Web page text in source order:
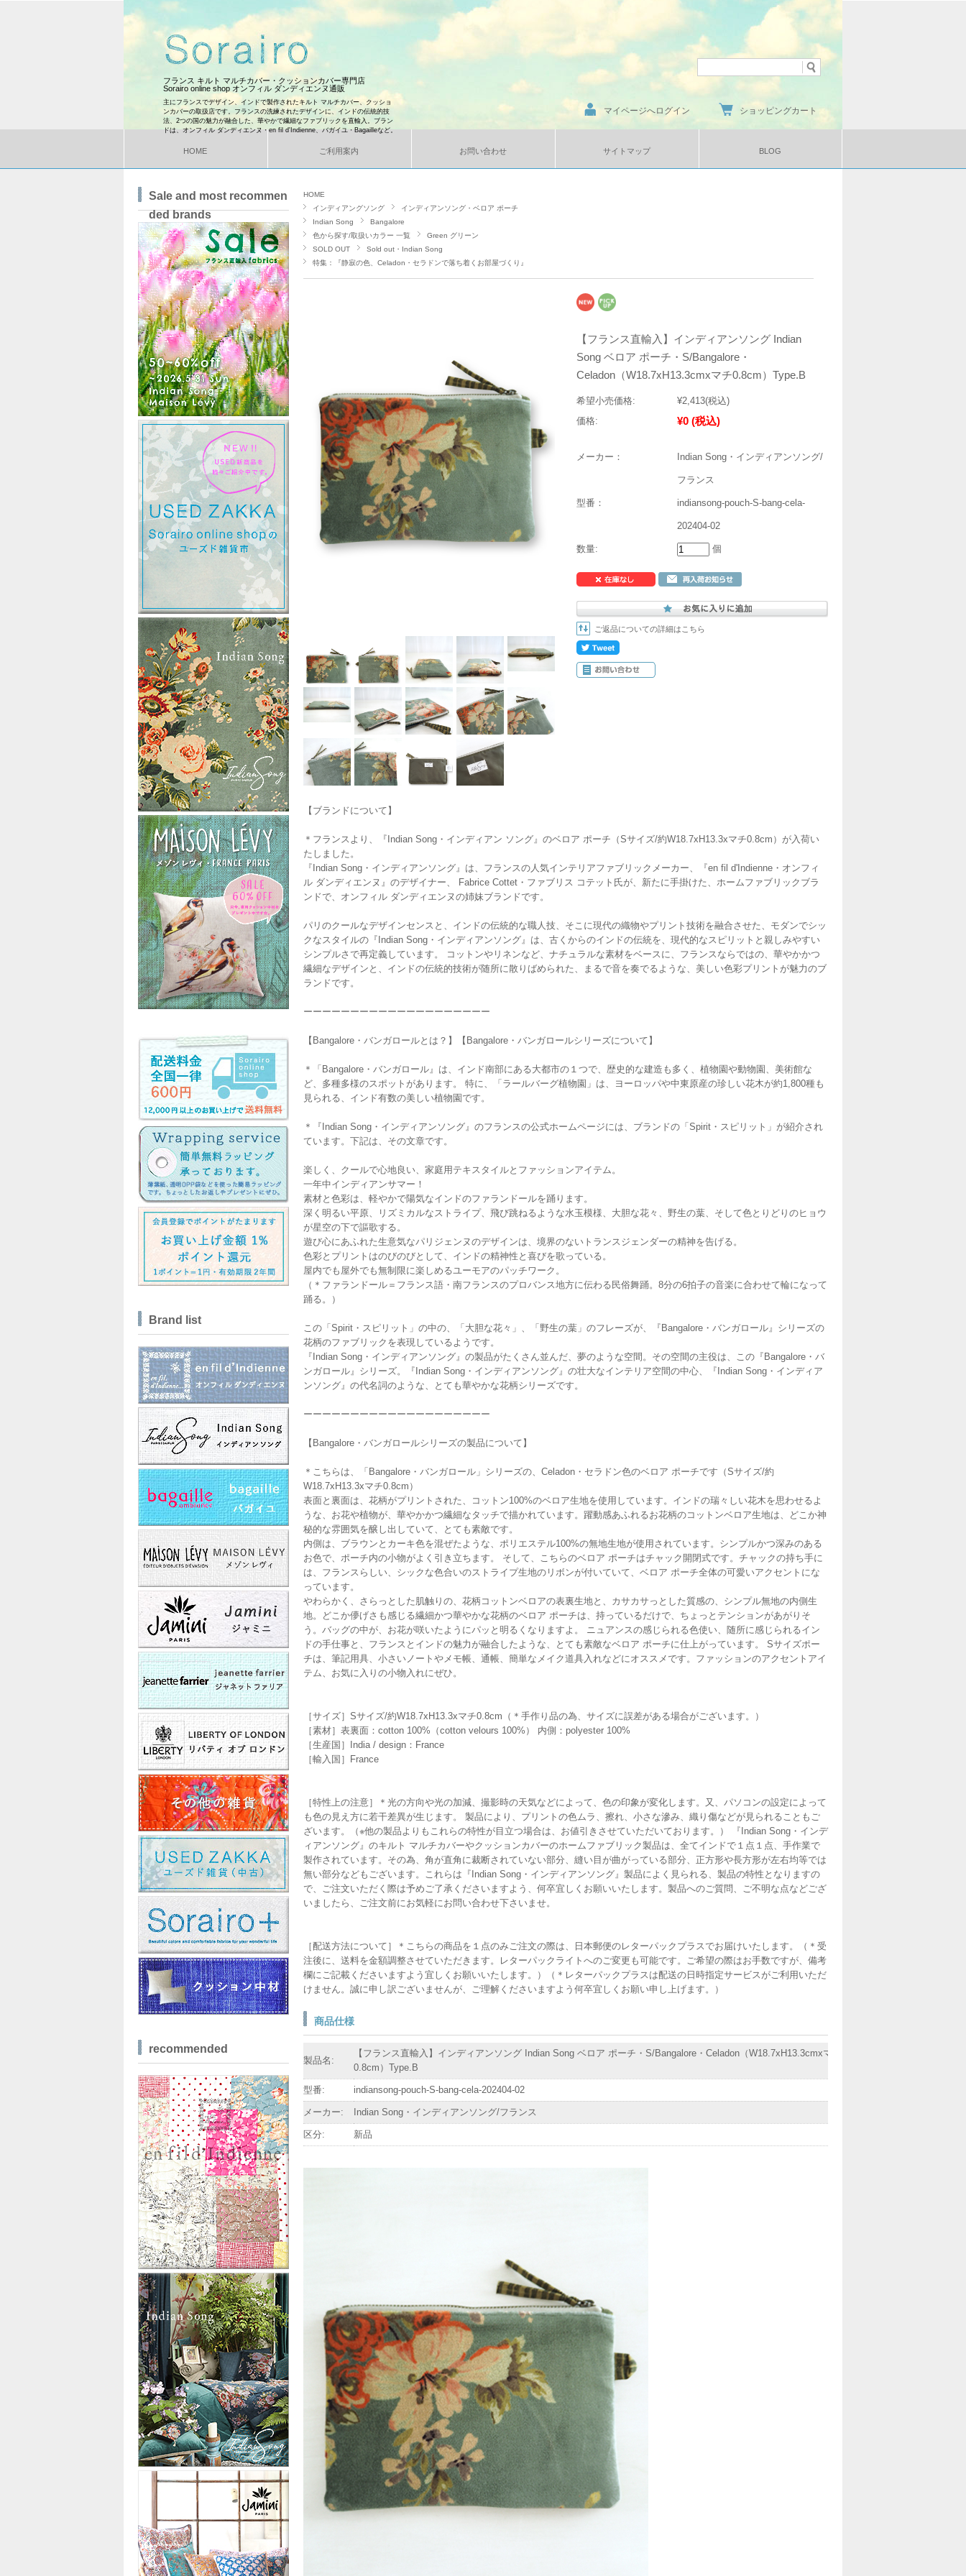
フランス キルト マルチカバー・クッションカバー専門店
Sorairo online shop オンフィル ダンディエンヌ通販
主にフランスでデザイン、インドで製作されたキルト マルチカバー、クッショ
ンカバーの取扱店です。フランスの洗練されたデザインに、インドの伝統的技
法、2つの国の魅力が融合した、華やかで繊細なファブリックを直輸入。ブラン
ドは、オンフィル ダンディエンヌ・en fil d'Indienne、バガイユ・Bagailleなど。
マイページへログイン ショッピングカート
HOME ご利用案内 お問い合わせ サイトマップ BLOG
HOME
インディアングソング
インディアンソング・ベロア ポーチ
Indian Song
Bangalore
色から探す/取扱いカラー 一覧
Green グリーン
SOLD OUT
Sold out・Indian Song
特集：『静寂の色、Celadon・セラドンで落ち着くお部屋づくり』
【フランス直輸入】インディアンソング Indian
Song ベロア ポーチ・S/Bangalore・
Celadon（W18.7xH13.3cmxマチ0.8cm）Type.B
希望小売価格: ¥2,413(税込)
価格:
¥0 (税込)
メーカー： Indian Song・インディアンソング/
フランス
型番： indiansong-pouch-S-bang-cela-
202404-02
数量: 個
ご返品についての詳細はこちら
【ブランドについて】
＊フランスより、『Indian Song・インディアン ソング』のベロア ポーチ（Sサイズ/約W18.7xH13.3xマチ0.8cm）が入荷い
たしました。
『Indian Song・インディアンソング』は、フランスの人気インテリアファブリックメーカー、『en fil d'Indienne・オンフィ
ル ダンディエンヌ』のデザイナー、 Fabrice Cottet・ファブリス コテット氏が、新たに手掛けた、ホームファブリックブラ
ンドで、オンフィル ダンディエンヌの姉妹ブランドです。
パリのクールなデザインセンスと、インドの伝統的な職人技、そこに現代の織物やプリント技術を融合させた、モダンでシッ
クなスタイルの『Indian Song・インディアンソング』は、古くからのインドの伝統を、現代的なスピリットと親しみやすい
シンプルさで再定義しています。 コットンやリネンなど、ナチュラルな素材をベースに、フランスならではの、華やかかつ
繊細なデザインと、インドの伝統的技術が随所に散りばめられた、まるで音を奏でるような、美しい色彩プリントが魅力のブ
ランドです。
ーーーーーーーーーーーーーーーーーーーー
【Bangalore・バンガロールとは？】【Bangalore・バンガロールシリーズについて】
＊「Bangalore・バンガロール』は、インド南部にある大都市の１つで、歴史的な建造も多く、植物園や動物園、美術館な
ど、多種多様のスポットがあります。 特に、「ラールバーグ植物園」は、ヨーロッパや中東原産の珍しい花木が約1,800種も
見られる、インド有数の美しい植物園です。
＊『Indian Song・インディアンソング』のフランスの公式ホームページには、ブランドの「Spirit・スピリット」が紹介され
ています。下記は、その文章です。
楽しく、クールで心地良い、家庭用テキスタイルとファッションアイテム。
一年中インディアンサマー！
素材と色彩は、軽やかで陽気なインドのファランドールを踊ります。
深く明るい平原、リズミカルなストライプ、飛び跳ねるような水玉模様、大胆な花々、野生の葉、そして色とりどりのヒョウ
が星空の下で謳歌する。
遊び心にあふれた生意気なパリジェンヌのデザインは、境界のないトランスジェンダーの精神を告げる。
色彩とプリントはのびのびとして、インドの精神性と喜びを歌っている。
屋内でも屋外でも無制限に楽しめるユーモアのパッチワーク。
（＊ファランドール＝フランス語・南フランスのプロバンス地方に伝わる民俗舞踊。8分の6拍子の音楽に合わせて輪になって
踊る。）
この「Spirit・スピリット」の中の、「大胆な花々」、「野生の葉」のフレーズが、『Bangalore・バンガロール』シリーズの
花柄のファブリックを表現しているようです。
『Indian Song・インディアンソング』の製品がたくさん並んだ、夢のような空間。その空間の主役は、この『Bangalore・バ
ンガロール』シリーズ。『Indian Song・インディアンソング』の壮大なインテリア空間の中心、『Indian Song・インディア
ンソング』の代名詞のような、とても華やかな花柄シリーズです。
ーーーーーーーーーーーーーーーーーーーー
【Bangalore・バンガロールシリーズの製品について】
＊こちらは、「Bangalore・バンガロール」シリーズの、Celadon・セラドン色のベロア ポーチです（Sサイズ/約
W18.7xH13.3xマチ0.8cm）
表面と裏面は、花柄がプリントされた、コットン100%のベロア生地を使用しています。インドの瑞々しい花木を思わせるよ
うな、お花や植物が、華やかかつ繊細なタッチで描かれています。躍動感あふれるお花柄のコットンベロア生地は、どこか神
秘的な雰囲気を醸し出していて、とても素敵です。
内側は、ブラウンとカーキ色を混ぜたような、ポリエステル100%の無地生地が使用されています。シンプルかつ深みのある
お色で、ポーチ内の小物がよく引き立ちます。 そして、こちらのベロア ポーチはチャック開閉式です。チャックの持ち手に
は、フランスらしい、シックな色合いのストライプ生地のリボンが付いていて、ベロア ポーチ全体の可愛いアクセントにな
っています。
やわらかく、さらっとした肌触りの、花柄コットンベロアの表裏生地と、カサカサっとした質感の、シンプル無地の内側生
地。どこか儚げさも感じる繊細かつ華やかな花柄のベロア ポーチは、持っているだけで、ちょっとテンションがあがりそ
う。バッグの中が、お花が咲いたようにパッと明るくなりますよ。 ニュアンスの感じられる色使い、随所に感じられるイン
ドの手仕事と、フランスとインドの魅力が融合したような、とても素敵なベロア ポーチに仕上がっています。 Sサイズポー
チは、筆記用具、小さいノートやメモ帳、通帳、簡単なメイク道具入れなどにオススメです。ファッションのアクセントアイ
テム、お気に入りの小物入れにぜひ。
［サイズ］Sサイズ/約W18.7xH13.3xマチ0.8cm（＊手作り品の為、サイズに誤差がある場合がございます。）
［素材］表裏面：cotton 100%（cotton velours 100%） 内側：polyester 100%
［生産国］India / design：France
［輸入国］France
［特性上の注意］＊光の方向や光の加減、撮影時の天気などによって、色の印象が変化します。又、パソコンの設定によって
も色の見え方に若干差異が生じます。 製品により、プリントの色ムラ、擦れ、小さな滲み、織り傷などが見られることもご
ざいます。（※他の製品よりもこれらの特性が目立つ場合は、お値引きさせていただいております。） 『Indian Song・インデ
ィアンソング』のキルト マルチカバーやクッションカバーのホームファブリック製品は、全てインドで１点１点、手作業で
製作されています。その為、角が直角に裁断されていない部分、縫い目が曲がっている部分、正方形や長方形が左右均等では
無い部分などもございます。これらは『Indian Song・インディアンソング』製品によく見られる、製品の特性となりますの
で、ご注文いただく際は予めご了承くださいますよう、何卒宜しくお願いいたします。製品へのご質問、ご不明な点などござ
いましたら、ご注文前にお気軽にお問い合わせ下さいませ。
［配送方法について］＊こちらの商品を１点のみご注文の際は、日本郵便のレターパックプラスでお届けいたします。（＊受
注後に、送料を金額調整させていただきます。レターパックライトへのご変更も可能です。ご希望の際はお手数ですが、備考
欄にご記載くださいますよう宜しくお願いいたします。）（＊レターパックプラスは配送の日時指定サービスがご利用いただ
けません。誠に申し訳ございませんが、ご理解くださいますよう何卒宜しくお願い申し上げます。）
商品仕様
製品名:
【フランス直輸入】インディアンソング Indian Song ベロア ポーチ・S/Bangalore・Celadon（W18.7xH13.3cmxマチ
0.8cm）Type.B
型番: indiansong-pouch-S-bang-cela-202404-02
メーカー: Indian Song・インディアンソング/フランス
区分: 新品
Sale and most recommen
ded brands
Brand list
recommended